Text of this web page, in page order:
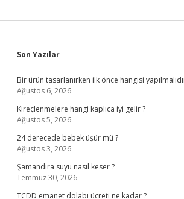
Sidebar
Son Yazılar
Bir ürün tasarlanırken ilk önce hangisi
Ağustos 6, 2026
Kireçlenmelere hangi kaplıca iyi gelir ?
Ağustos 5, 2026
24 derecede bebek üşür mü ?
Ağustos 3, 2026
Şamandıra suyu nasıl keser ?
Temmuz 30, 2026
TCDD emanet dolabı ücreti ne kadar ?